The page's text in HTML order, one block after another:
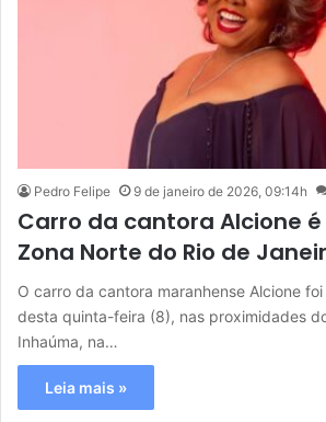
Pedro Felipe 9 de janeiro de 2026, 09:14h
Carro da cantora Alcione
Zona Norte do Rio de
O carro da cantora maranhense Alcione
desta quinta-feira (8), nas proximidades
Inhaúma, na…
Leia mais »